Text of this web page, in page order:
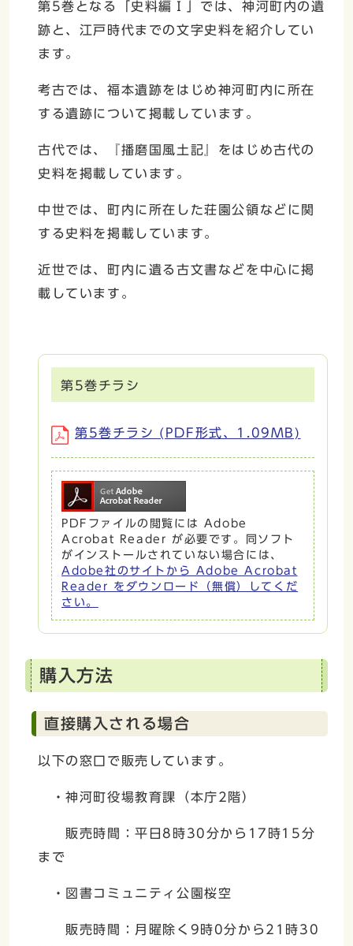
第5巻となる「史料編Ⅰ」では、神河町内の遺
跡と、江戸時代までの文字史料を紹介してい
ます。
考古では、福本遺跡をはじめ神河町内に所在
する遺跡について掲載しています。
古代では、『播磨国風土記』をはじめ古代の
史料を掲載しています。
中世では、町内に所在した荘園公領などに関
する史料を掲載しています。
近世では、町内に遺る古文書などを中心に掲
載しています。
第5巻チラシ
第5巻チラシ (PDF形式、1.09MB)
PDFファイルの閲覧には Adobe
Acrobat Reader が必要です。同ソフト
がインストールされていない場合には、
Adobe社のサイトから Adobe Acrobat
Reader をダウンロード（無償）してくだ
さい。
購入方法
直接購入される場合
以下の窓口で販売しています。
・神河町役場教育課（本庁2階）
販売時間：平日8時30分から17時15分
まで
・図書コミュニティ公園桜空
販売時間：月曜除く9時0分から21時30